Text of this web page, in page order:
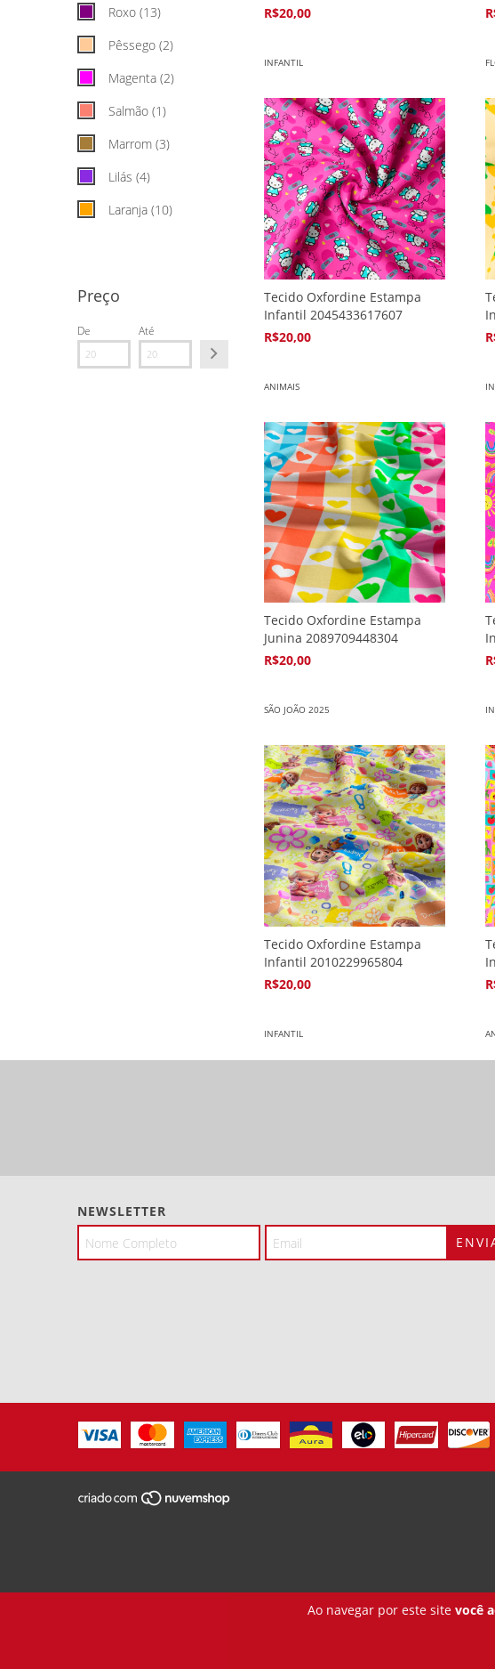
Ao navegar por este site você
Roxo (13)
Pêssego (2)
Magenta (2)
Salmão (1)
Marrom (3)
Lilás (4)
Laranja (10)
Preço
De Até
R$20,00
INFANTIL
Tecido Oxfordine Estampa
Infantil 2045433617607
R$20,00
ANIMAIS
Tecido Oxfordine Estampa
Junina 2089709448304
R$20,00
SÃO JOÃO 2025
Tecido Oxfordine Estampa
Infantil 2010229965804
R$20,00
INFANTIL
NEWSLETTER